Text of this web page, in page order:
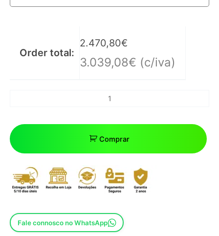
Order total:
2.470,80€
3.039,08€ (c/iva)
Comprar
Fale connosco no WhatsApp